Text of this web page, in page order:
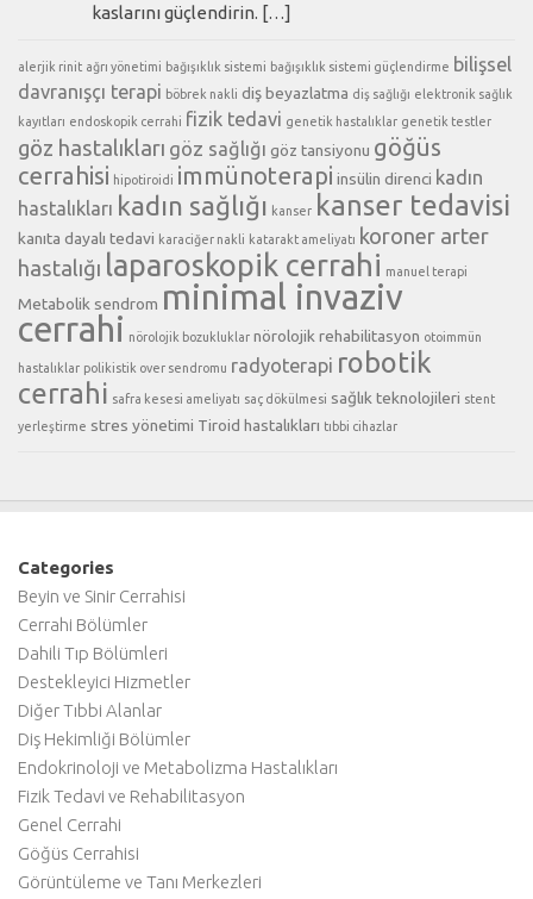
kaslarını güçlendirin. […]
alerjik rinit ağrı yönetimi bağışıklık sistemi bağışıklık sistemi güçlendirme bilişsel
davranışçı terapi böbrek nakli diş beyazlatma diş sağlığı elektronik sağlık
kayıtları endoskopik cerrahi fizik tedavi genetik hastalıklar genetik testler
göz hastalıkları göz sağlığı göz tansiyonu göğüs
cerrahisi hipotiroidi immünoterapi insülin direnci kadın
hastalıkları kadın sağlığı kanser kanser tedavisi
kanıta dayalı tedavi karaciğer nakli katarakt ameliyatı koroner arter
hastalığı laparoskopik cerrahi manuel terapi
Metabolik sendrom minimal invaziv
cerrahi nörolojik bozukluklar nörolojik rehabilitasyon otoimmün
hastalıklar polikistik over sendromu radyoterapi robotik
cerrahi safra kesesi ameliyatı saç dökülmesi sağlık teknolojileri stent
yerleştirme stres yönetimi Tiroid hastalıkları tıbbi cihazlar
Categories
Beyin ve Sinir Cerrahisi
Cerrahi Bölümler
Dahili Tıp Bölümleri
Destekleyici Hizmetler
Diğer Tıbbi Alanlar
Diş Hekimliği Bölümler
Endokrinoloji ve Metabolizma Hastalıkları
Fizik Tedavi ve Rehabilitasyon
Genel Cerrahi
Göğüs Cerrahisi
Görüntüleme ve Tanı Merkezleri